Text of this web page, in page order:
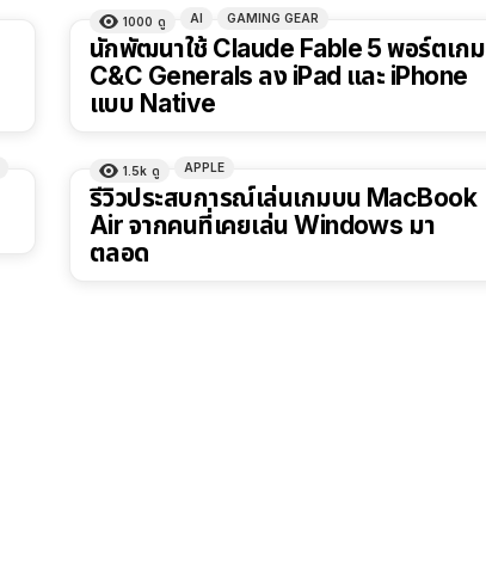
1000 ดู AI GAMING GEAR
นักพัฒนาใช้ Claude Fable 5 พอร์ตเกม
C&C Generals ลง iPad และ iPhone
แบบ Native
1.5k ดู APPLE
รีวิวประสบการณ์เล่นเกมบน MacBook
Air จากคนที่เคยเล่น Windows มา
ตลอด